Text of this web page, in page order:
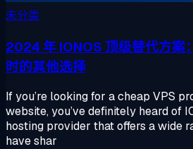
未分类
2024 年 IONOS 顶级替代方案
时的其他选择
If you’re looking for a cheap VPS
website, you’ve definitely heard of
hosting provider that offers a wide
have shar